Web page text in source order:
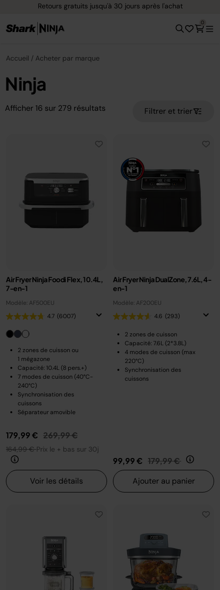
Retours gratuits jusqu'à 30 jours après l'achat
0
Accueil Acheter par marque
Ninja
Afficher 16 sur 279 résultats Filtrer et trier
Air Fryer Ninja Foodi Flex, 10.4L,
7-en-1
Modèle: AF500EU
4.7 (6007)
2 zones de cuisson ou
1 mégazone
Capacité: 10.4L (8 pers.+)
7 modes de cuisson (40°C-
240°C)
Synchronisation des
cuissons
Séparateur amovible
179,99 € Prix réduit de
269,99 €au
164,99 €Prix le + bas sur 30j
Voir les détails
Air Fryer Ninja DualZone, 7.6L, 4-
en-1
Modèle: AF200EU
4.6 (293)
2 zones de cuisson
Capacité: 7.6L (2*3.8L)
4 modes de cuisson (max
220°C)
Synchronisation des
cuissons
99,99 € Prix réduit de
179,99 € au
Ajouter au panier